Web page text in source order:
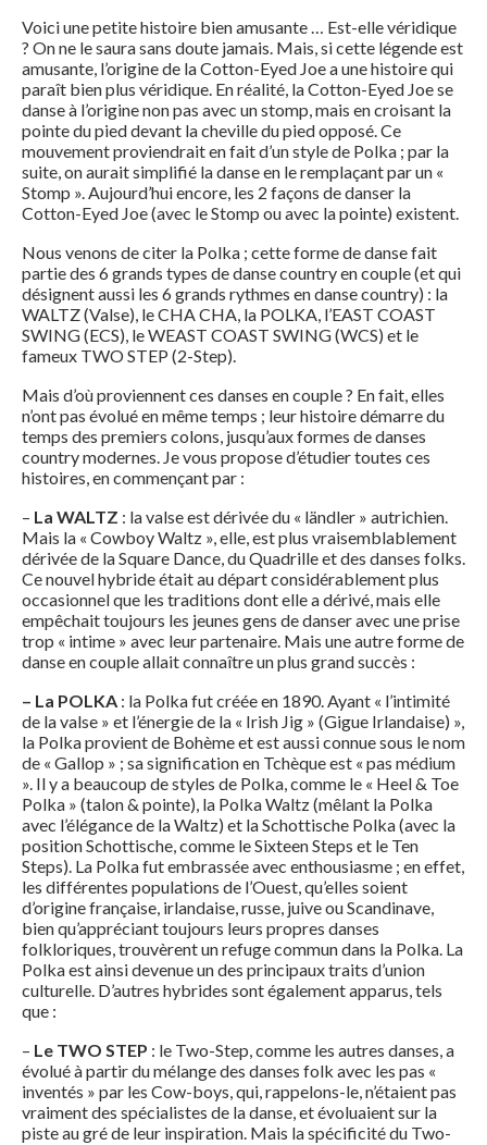
Voici une petite histoire bien amusante … Est-elle véridique
? On ne le saura sans doute jamais. Mais, si cette légende est
amusante, l’origine de la Cotton-Eyed Joe a une histoire qui
paraît bien plus véridique. En réalité, la Cotton-Eyed Joe se
danse à l’origine non pas avec un stomp, mais en croisant la
pointe du pied devant la cheville du pied opposé. Ce
mouvement proviendrait en fait d’un style de Polka ; par la
suite, on aurait simplifié la danse en le remplaçant par un «
Stomp ». Aujourd’hui encore, les 2 façons de danser la
Cotton-Eyed Joe (avec le Stomp ou avec la pointe) existent.
Nous venons de citer la Polka ; cette forme de danse fait
partie des 6 grands types de danse country en couple (et qui
désignent aussi les 6 grands rythmes en danse country) : la
WALTZ (Valse), le CHA CHA, la POLKA, l’EAST COAST
SWING (ECS), le WEAST COAST SWING (WCS) et le
fameux TWO STEP (2-Step).
Mais d’où proviennent ces danses en couple ? En fait, elles
n’ont pas évolué en même temps ; leur histoire démarre du
temps des premiers colons, jusqu’aux formes de danses
country modernes. Je vous propose d’étudier toutes ces
histoires, en commençant par :
– La WALTZ : la valse est dérivée du « ländler » autrichien.
Mais la « Cowboy Waltz », elle, est plus vraisemblablement
dérivée de la Square Dance, du Quadrille et des danses folks.
Ce nouvel hybride était au départ considérablement plus
occasionnel que les traditions dont elle a dérivé, mais elle
empêchait toujours les jeunes gens de danser avec une prise
trop « intime » avec leur partenaire. Mais une autre forme de
danse en couple allait connaître un plus grand succès :
– La POLKA : la Polka fut créée en 1890. Ayant « l’intimité
de la valse » et l’énergie de la « Irish Jig » (Gigue Irlandaise) »,
la Polka provient de Bohème et est aussi connue sous le nom
de « Gallop » ; sa signification en Tchèque est « pas médium
». Il y a beaucoup de styles de Polka, comme le « Heel & Toe
Polka » (talon & pointe), la Polka Waltz (mêlant la Polka
avec l’élégance de la Waltz) et la Schottische Polka (avec la
position Schottische, comme le Sixteen Steps et le Ten
Steps). La Polka fut embrassée avec enthousiasme ; en effet,
les différentes populations de l’Ouest, qu’elles soient
d’origine française, irlandaise, russe, juive ou Scandinave,
bien qu’appréciant toujours leurs propres danses
folkloriques, trouvèrent un refuge commun dans la Polka. La
Polka est ainsi devenue un des principaux traits d’union
culturelle. D’autres hybrides sont également apparus, tels
que :
– Le TWO STEP : le Two-Step, comme les autres danses, a
évolué à partir du mélange des danses folk avec les pas «
inventés » par les Cow-boys, qui, rappelons-le, n’étaient pas
vraiment des spécialistes de la danse, et évoluaient sur la
piste au gré de leur inspiration. Mais la spécificité du Two-